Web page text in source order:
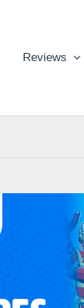
Reviews